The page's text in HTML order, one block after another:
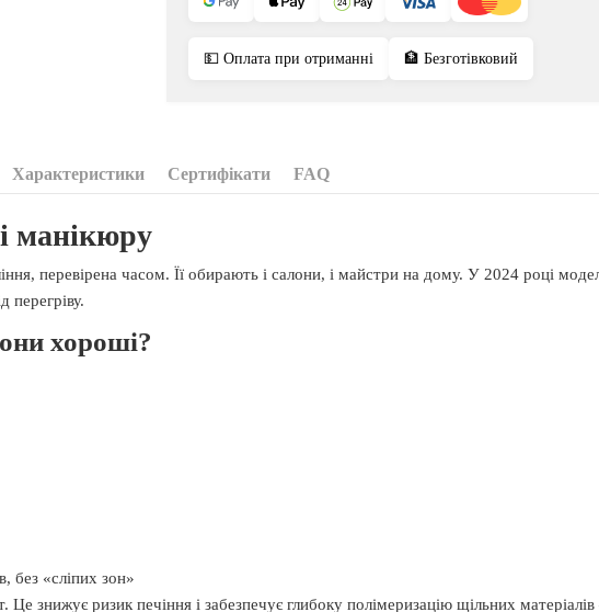
💵 Оплата при отриманні 🏦 Безготівковий
Характеристики Сертифікати FAQ
манікюру
перевірена часом. Її обирають і салони, і майстри на дому. У 2024 році
перегріву.
хороші?
без «сліпих зон»
знижує ризик печіння і забезпечує глибоку полімеризацію щільних